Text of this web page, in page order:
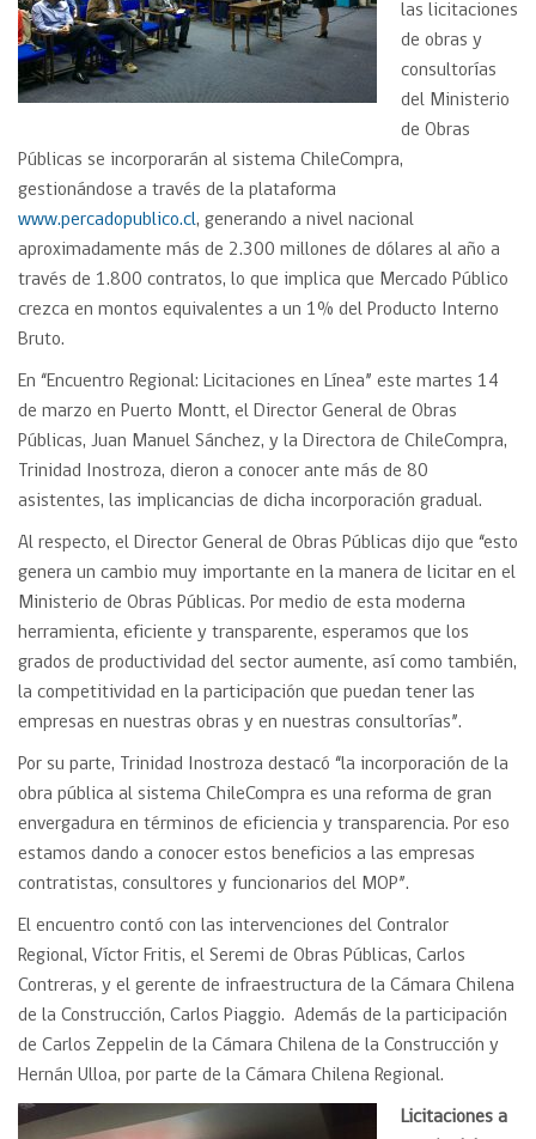
las licitaciones
de obras y
consultorías
del Ministerio
de Obras
Públicas se incorporarán al sistema ChileCompra,
gestionándose a través de la plataforma
www.percadopublico.cl, generando a nivel nacional
aproximadamente más de 2.300 millones de dólares al año a
través de 1.800 contratos, lo que implica que Mercado Público
crezca en montos equivalentes a un 1% del Producto Interno
Bruto.
En “Encuentro Regional: Licitaciones en Línea” este martes 14
de marzo en Puerto Montt, el Director General de Obras
Públicas, Juan Manuel Sánchez, y la Directora de ChileCompra,
Trinidad Inostroza, dieron a conocer ante más de 80
asistentes, las implicancias de dicha incorporación gradual.
Al respecto, el Director General de Obras Públicas dijo que “esto
genera un cambio muy importante en la manera de licitar en el
Ministerio de Obras Públicas. Por medio de esta moderna
herramienta, eficiente y transparente, esperamos que los
grados de productividad del sector aumente, así como también,
la competitividad en la participación que puedan tener las
empresas en nuestras obras y en nuestras consultorías”.
Por su parte, Trinidad Inostroza destacó “la incorporación de la
obra pública al sistema ChileCompra es una reforma de gran
envergadura en términos de eficiencia y transparencia. Por eso
estamos dando a conocer estos beneficios a las empresas
contratistas, consultores y funcionarios del MOP”.
El encuentro contó con las intervenciones del Contralor
Regional, Víctor Fritis, el Seremi de Obras Públicas, Carlos
Contreras, y el gerente de infraestructura de la Cámara Chilena
de la Construcción, Carlos Piaggio. Además de la participación
de Carlos Zeppelin de la Cámara Chilena de la Construcción y
Hernán Ulloa, por parte de la Cámara Chilena Regional.
Licitaciones a